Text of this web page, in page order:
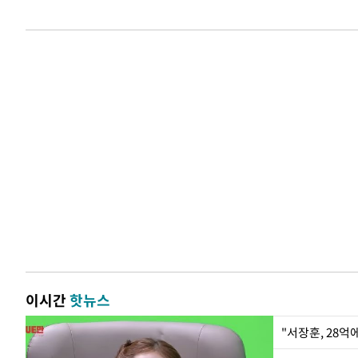
이시간핫뉴스
"서장훈, 28억